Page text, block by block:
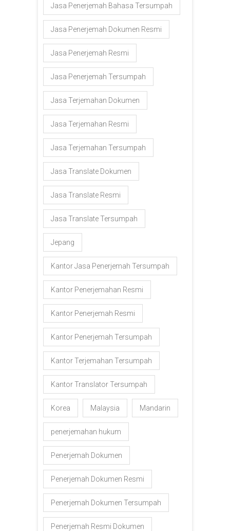
Jasa Penerjemah Bahasa Tersumpah
Jasa Penerjemah Dokumen Resmi
Jasa Penerjemah Resmi
Jasa Penerjemah Tersumpah
Jasa Terjemahan Dokumen
Jasa Terjemahan Resmi
Jasa Terjemahan Tersumpah
Jasa Translate Dokumen
Jasa Translate Resmi
Jasa Translate Tersumpah
Jepang
Kantor Jasa Penerjemah Tersumpah
Kantor Penerjemahan Resmi
Kantor Penerjemah Resmi
Kantor Penerjemah Tersumpah
Kantor Terjemahan Tersumpah
Kantor Translator Tersumpah
Korea Malaysia Mandarin
penerjemahan hukum
Penerjemah Dokumen
Penerjemah Dokumen Resmi
Penerjemah Dokumen Tersumpah
Penerjemah Resmi Dokumen